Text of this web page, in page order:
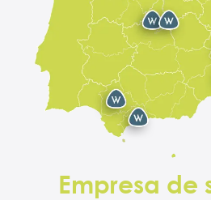
Empresa de